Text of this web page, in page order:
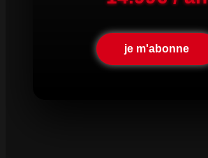
je m'abonne